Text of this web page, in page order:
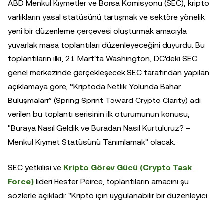
ABD Menkul Kıymetler ve Borsa Komisyonu (SEC), kripto
varlıkların yasal statüsünü tartışmak ve sektöre yönelik
yeni bir düzenleme çerçevesi oluşturmak amacıyla
yuvarlak masa toplantıları düzenleyeceğini duyurdu. Bu
toplantıların ilki, 21 Mart'ta Washington, DC'deki SEC
genel merkezinde gerçekleşecek.SEC tarafından yapılan
açıklamaya göre, “Kriptoda Netlik Yolunda Bahar
Buluşmaları” (Spring Sprint Toward Crypto Clarity) adı
verilen bu toplantı serisinin ilk oturumunun konusu,
"Buraya Nasıl Geldik ve Buradan Nasıl Kurtuluruz? –
Menkul Kıymet Statüsünü Tanımlamak" olacak.
SEC yetkilisi ve Kripto Görev Gücü (Crypto Task
Force) lideri Hester Peirce, toplantıların amacını şu
sözlerle açıkladı: "Kripto için uygulanabilir bir düzenleyici